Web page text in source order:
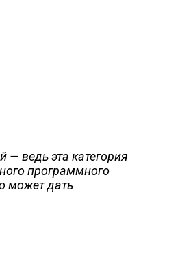
— ведь эта категория
программного
может дать